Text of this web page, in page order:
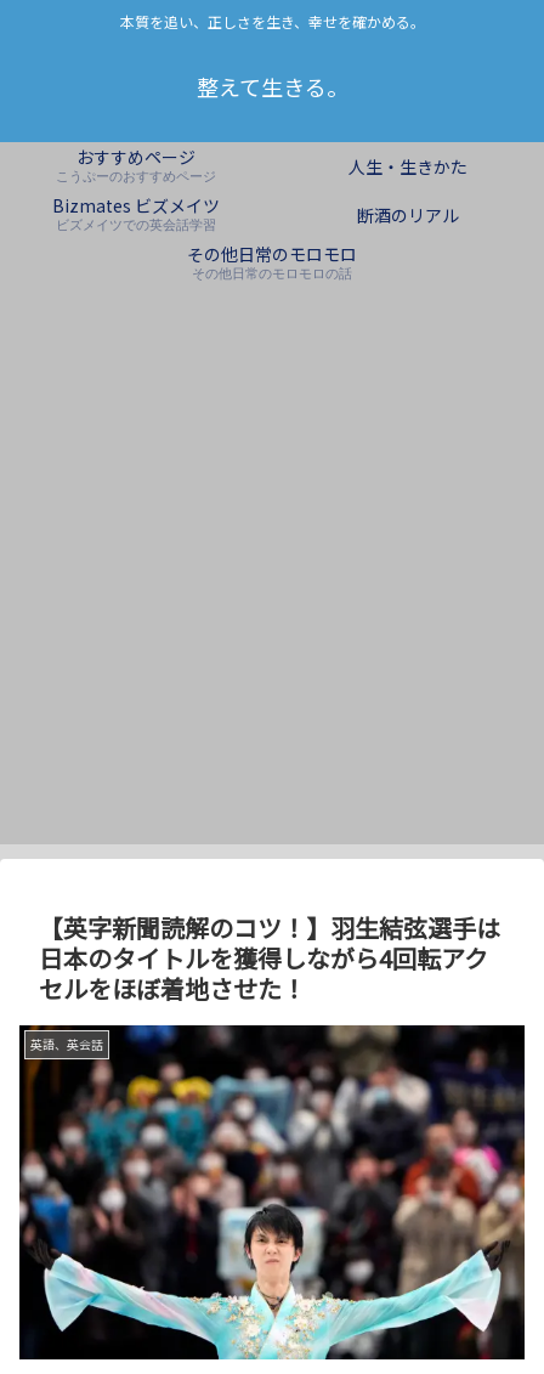
本質を追い、正しさを生き、幸せを確かめる。
整えて生きる。
おすすめページ
こうぷーのおすすめページ
人生・生きかた
Bizmates ビズメイツ
ビズメイツでの英会話学習
断酒のリアル
その他日常のモロモロ
その他日常のモロモロの話
【英字新聞読解のコツ！】羽生結弦選手は
日本のタイトルを獲得しながら4回転アク
セルをほぼ着地させた！
英語、英会話